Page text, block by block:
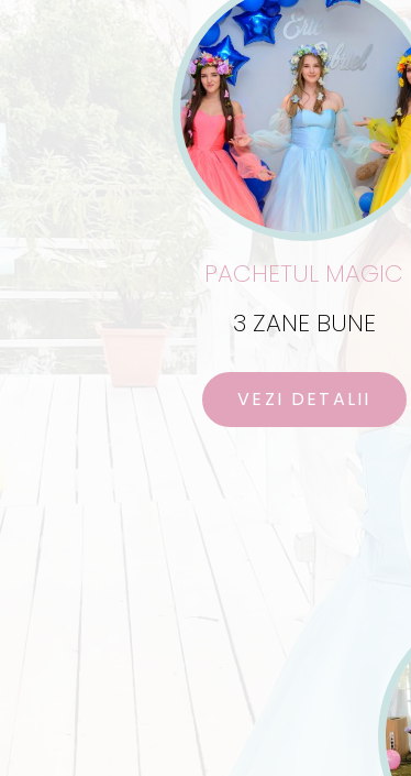
PACHETUL MAGIC
3 ZANE BUNE
VEZI DETALII